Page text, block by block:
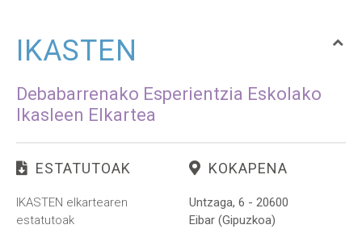
IKASTEN
Debabarrenako Esperientzia Eskolako
Ikasleen Elkartea
ESTATUTOAK
IKASTEN elkartearen
estatutoak
KOKAPENA
Untzaga, 6 - 20600
Eibar (Gipuzkoa)